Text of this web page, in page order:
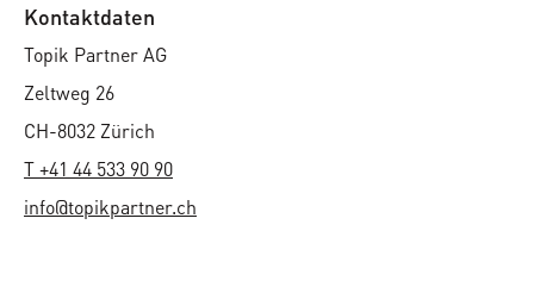
Kontaktdaten
Topik Partner AG
Zeltweg 26
CH-8032 Zürich
T +41 44 533 90 90
info@topikpartner.ch